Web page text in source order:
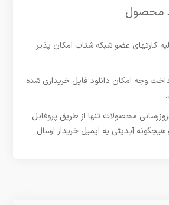
محصول
کارتهای عضو شبکه شتاب امکان پذیر
وجه امکان دانلود فایل خریداری شده
محصولات تنها از طریق پروفایل
آپدیتی به ایمیل خریدار ارسال